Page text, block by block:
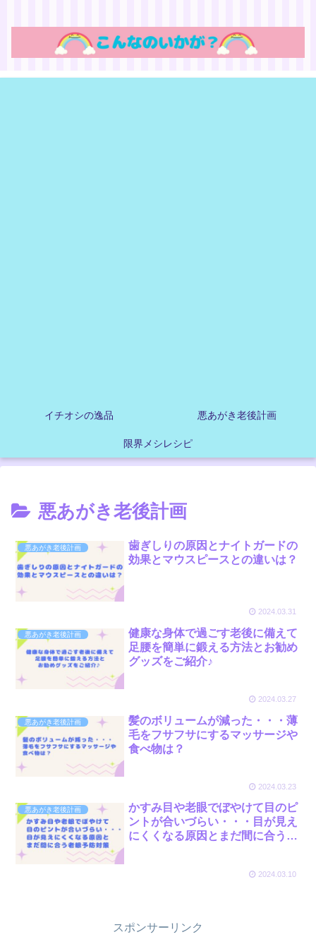
イチオシの逸品 悪あがき老後計画
限界メシレシピ
悪あがき老後計画
悪あがき老後計画
歯ぎしりの原因とナイトガードの
効果とマウスピースとの違いは？
2024.03.31
悪あがき老後計画
健康な身体で過ごす老後に備えて
足腰を簡単に鍛える方法とお勧め
グッズをご紹介♪
2024.03.27
悪あがき老後計画
髪のボリュームが減った・・・薄
毛をフサフサにするマッサージや
食べ物は？
2024.03.23
悪あがき老後計画
かすみ目や老眼でぼやけて目のピ
ントが合いづらい・・・目が見え
にくくなる原因とまだ間に合う簡
2024.03.10
スポンサーリンク